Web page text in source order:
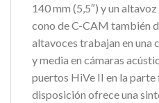
140 mm (5,5″) y un
cono de C-CAM también
altavoces trabajan en una
y media en cámaras
puertos HiVe II en la
disposición ofrece una